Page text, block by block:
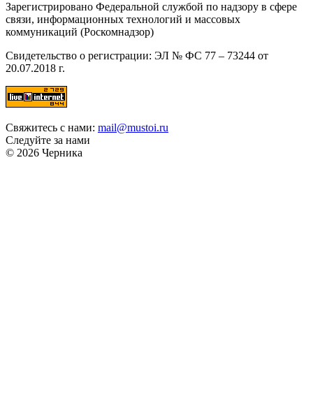
Зарегистрировано Федеральной службой по надзору в сфере
связи, информационных технологий и массовых
коммуникаций (Роскомнадзор)
Свидетельство о регистрации: ЭЛ № ФС 77 – 73244 от
20.07.2018 г.
Свяжитесь с нами: mail@mustoi.ru
Следуйте за нами
© 2026 Черника